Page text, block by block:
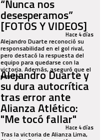
“Nunca nos
desesperamos”
[FOTOS Y VIDEOS]
Hace 4 días
Alejandro Duarte reconoció su
responsabilidad en el gol rival,
pero destacó la respuesta del
equipo para quedarse con la
victoria. Además, aseguró que el
plantel...
Alejandro Duarte y
su dura autocrítica
tras error ante
Alianza Atlético:
"Me tocó fallar"Hace 4 días
Tras la victoria de Alianza Lima,